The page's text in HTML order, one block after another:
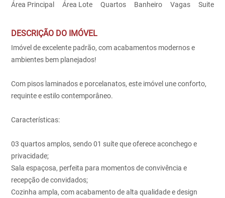
Área Principal
Área Lote
Quartos
Banheiro
Vagas
Suite
DESCRIÇÃO DO IMÓVEL
Imóvel de excelente padrão, com acabamentos modernos e
ambientes bem planejados!
Com pisos laminados e porcelanatos, este imóvel une conforto,
requinte e estilo contemporâneo.
Características:
03 quartos amplos, sendo 01 suíte que oferece aconchego e
privacidade;
Sala espaçosa, perfeita para momentos de convivência e
recepção de convidados;
Cozinha ampla, com acabamento de alta qualidade e design